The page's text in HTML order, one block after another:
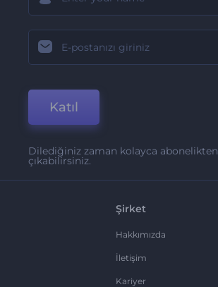
Katıl
Dilediğiniz zaman kolayca abonelikten
çıkabilirsiniz.
Şirket
Hakkımızda
İletişim
Kariyer